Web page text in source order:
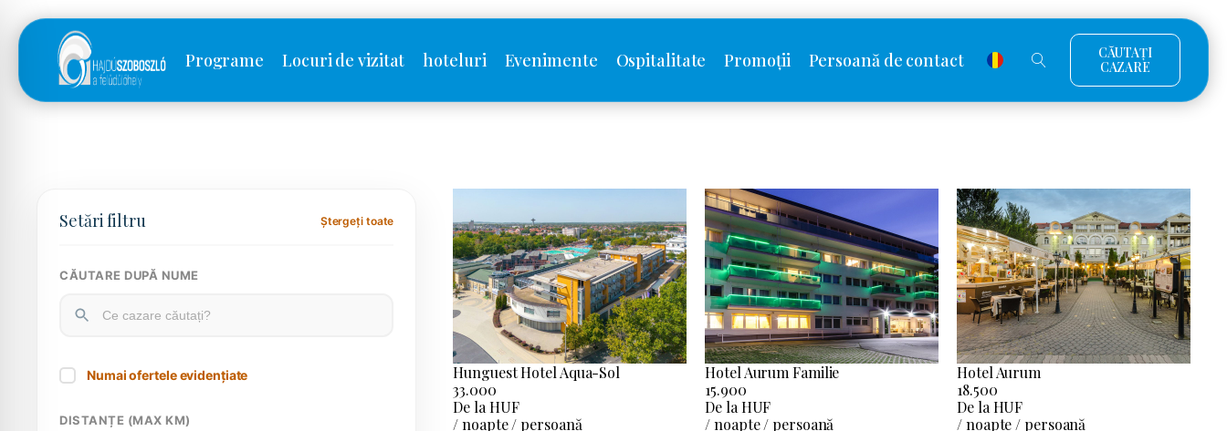
Programe Locuri de vizitat hoteluri Evenimente Ospitalitate Promoții Persoană de contact
CĂUTAȚI
CAZARE
Setări filtru Ștergeți toate
CĂUTARE DUPĂ NUME
Numai ofertele evidențiate
DISTANȚE (MAX KM)
Hunguest Hotel Aqua-Sol
33.000
De la HUF
/ noapte / persoană
Hotel Aurum Familie
15.900
De la HUF
/ noapte / persoană
Hotel Aurum
18.500
De la HUF
/ noapte / persoană